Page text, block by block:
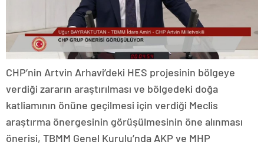
CHP’nin Artvin Arhavi’deki HES projesinin bölgeye
verdiği zararın araştırılması ve bölgedeki doğa
katliamının önüne geçilmesi için verdiği Meclis
araştırma önergesinin görüşülmesinin öne alınması
önerisi, TBMM Genel Kurulu’nda AKP ve MHP